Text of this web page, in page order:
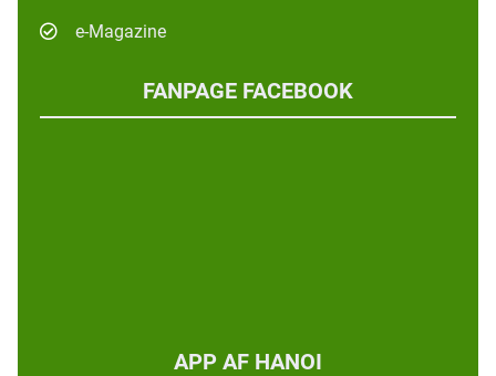
e-Magazine
FANPAGE FACEBOOK
APP AF HANOI